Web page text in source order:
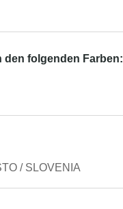
den folgenden Farben:
/ SLOVENIA